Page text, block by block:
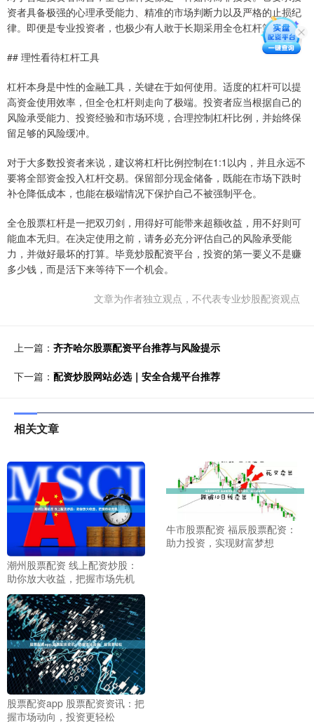
资者具备极强的心理承受能力、精准的市场判断力以及严格的止损纪
律。即便是专业投资者，也极少有人敢于长期采用全仓杠杆策略。
## 理性看待杠杆工具
杠杆本身是中性的金融工具，关键在于如何使用。适度的杠杆可以提
高资金使用效率，但全仓杠杆则走向了极端。投资者应当根据自己的
风险承受能力、投资经验和市场环境，合理控制杠杆比例，并始终保
留足够的风险缓冲。
对于大多数投资者来说，建议将杠杆比例控制在1:1以内，并且永远不
要将全部资金投入杠杆交易。保留部分现金储备，既能在市场下跌时
补仓降低成本，也能在极端情况下保护自己不被强制平仓。
全仓股票杠杆是一把双刃剑，用得好可能带来超额收益，用不好则可
能血本无归。在决定使用之前，请务必充分评估自己的风险承受能
力，并做好最坏的打算。毕竟炒股配资平台，投资的第一要义不是赚
多少钱，而是活下来等待下一个机会。
文章为作者独立观点，不代表专业炒股配资观点
上一篇：齐齐哈尔股票配资平台推荐与风险提示
下一篇： 配资炒股网站必选｜安全合规平台推荐
相关文章
潮州股票配资 线上配资炒股：
助你放大收益，把握市场先机
牛市股票配资 福辰股票配资：
助力投资，实现财富梦想
股票配资app 股票配资资讯：把
握市场动向，投资更轻松